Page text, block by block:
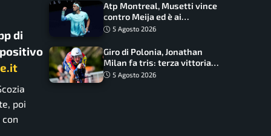
di
poi
Atp Montreal, Musetti vince
contro Meija ed è ai
sedicesimi
5 Agosto 2026
Giro di Polonia, Jonathan
Milan fa tris: terza vittoria
consecutiva e primato
5 Agosto 2026